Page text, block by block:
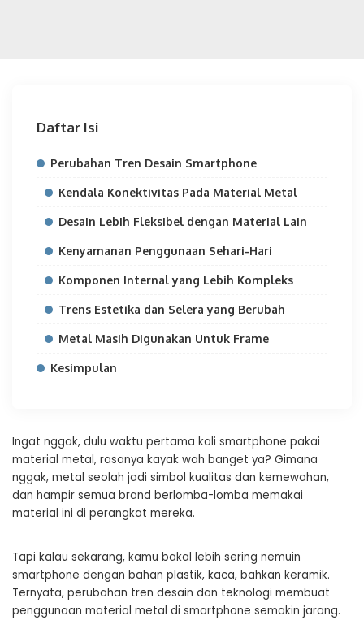
Daftar Isi
Perubahan Tren Desain Smartphone
Kendala Konektivitas Pada Material Metal
Desain Lebih Fleksibel dengan Material Lain
Kenyamanan Penggunaan Sehari-Hari
Komponen Internal yang Lebih Kompleks
Trens Estetika dan Selera yang Berubah
Metal Masih Digunakan Untuk Frame
Kesimpulan
Ingat nggak, dulu waktu pertama kali smartphone pakai
material metal, rasanya kayak wah banget ya? Gimana
nggak, metal seolah jadi simbol kualitas dan kemewahan,
dan hampir semua brand berlomba-lomba memakai
material ini di perangkat mereka.
Tapi kalau sekarang, kamu bakal lebih sering nemuin
smartphone dengan bahan plastik, kaca, bahkan keramik.
Ternyata, perubahan tren desain dan teknologi membuat
penggunaan material metal di smartphone semakin jarang.